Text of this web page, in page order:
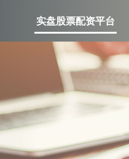
实盘股票配资平台